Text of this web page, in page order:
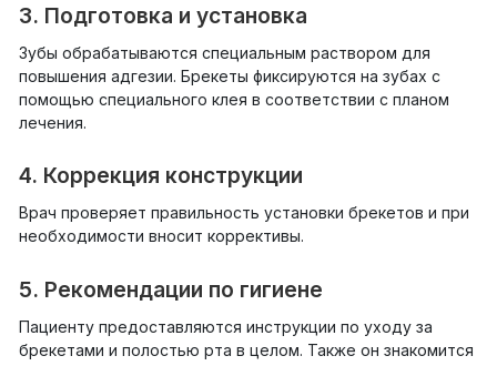
3. Подготовка и установка
Зубы обрабатываются специальным раствором для
повышения адгезии. Брекеты фиксируются на зубах с
помощью специального клея в соответствии с планом
лечения.
4. Коррекция конструкции
Врач проверяет правильность установки брекетов и при
необходимости вносит коррективы.
5. Рекомендации по гигиене
Пациенту предоставляются инструкции по уходу за
брекетами и полостью рта в целом. Также он знакомится